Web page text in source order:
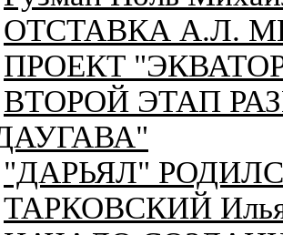
ОТСТАВКА А.Л.
ПРОЕКТ
ВТОРОЙ ЭТАП
"ДАРЬЯЛ"
ТАРКОВСКИЙ Илья